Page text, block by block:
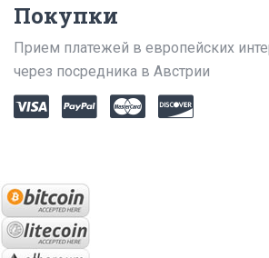
Покупки
Прием платежей в европейских
через посредника в Австрии